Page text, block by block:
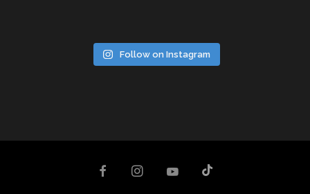
Follow on Instagram